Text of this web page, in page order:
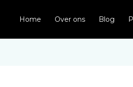
Home Over ons Blog